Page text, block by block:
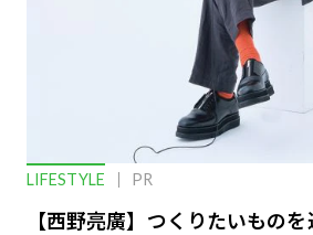
LIFESTYLE PR
【西野亮廣】つくりたいもの